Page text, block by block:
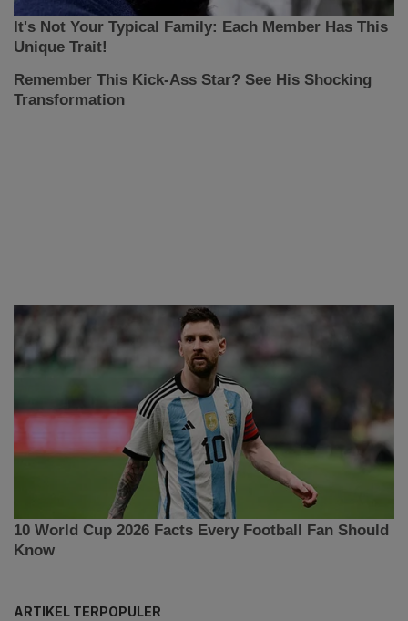
ARTIKEL TERPOPULER